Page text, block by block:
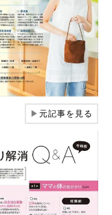
▶元記事を見る